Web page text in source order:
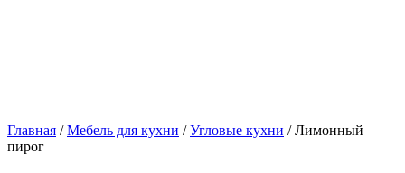
Главная /Мебель для кухни /Угловые кухни / Лимонный
пирог